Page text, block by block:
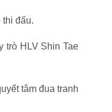
thi đấu.
trò HLV Shin Tae
tâm đua tranh